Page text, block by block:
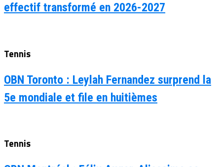
effectif transformé en 2026-2027
Tennis
OBN Toronto : Leylah Fernandez surprend la
5e mondiale et file en huitièmes
Tennis